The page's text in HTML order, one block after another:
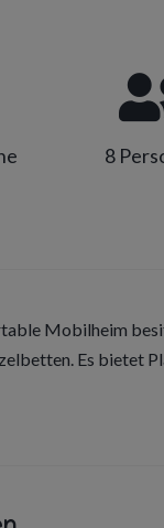
8
Mobilheim
Es bietet